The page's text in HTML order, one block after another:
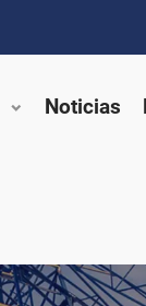
Noticias